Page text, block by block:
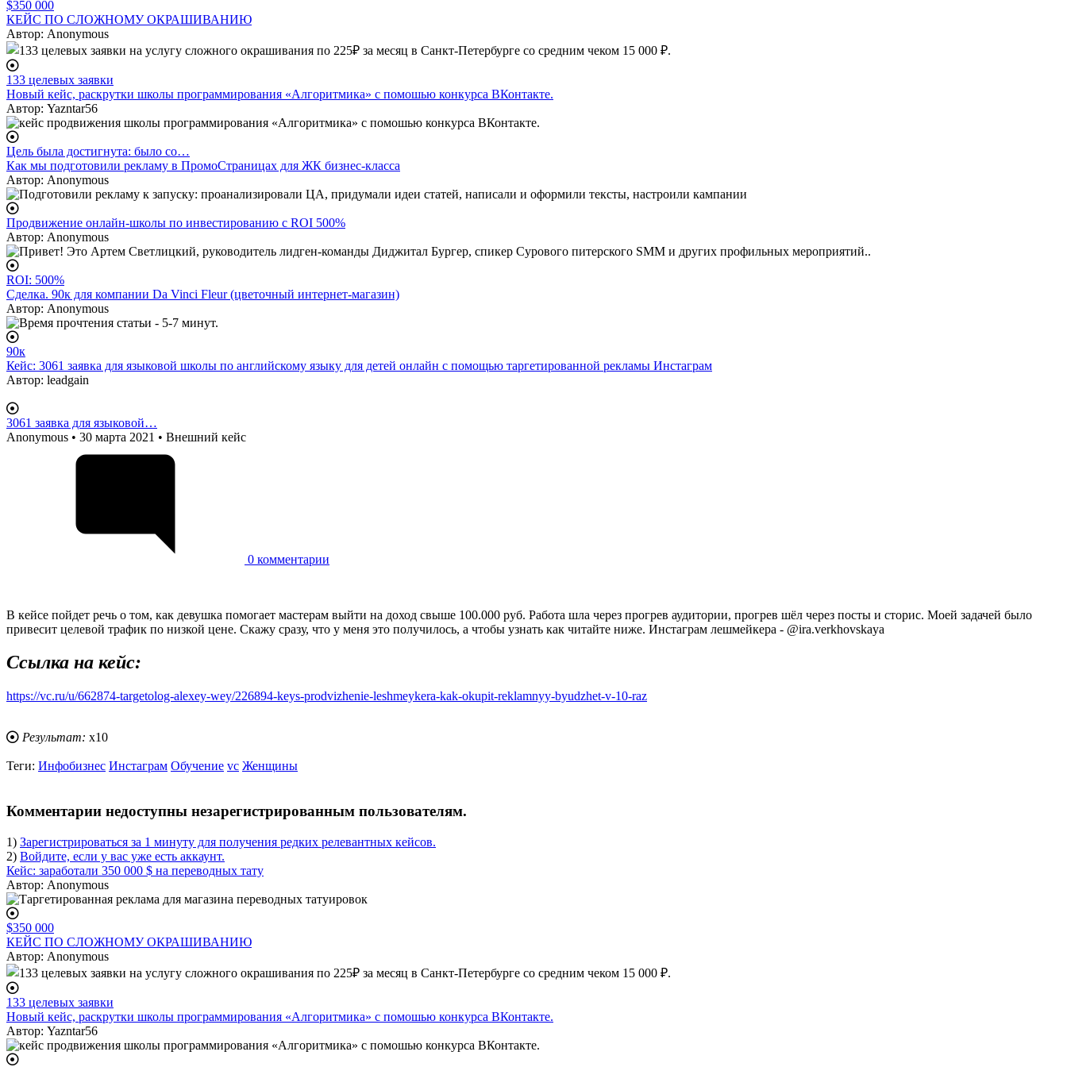
$350 000
КЕЙС ПО СЛОЖНОМУ ОКРАШИВАНИЮ
Автор: Anonymous
133 целевых заявки
Новый кейс, раскрутки школы программирования «Алгоритмика» с помошью конкурса ВКонтакте.
Автор: Yazntar56
Цель была достигнута: было со…
Как мы подготовили рекламу в ПромоСтраницах для ЖК бизнес-класса
Автор: Anonymous
Продвижение онлайн-школы по инвестированию с ROI 500%
Автор: Anonymous
ROI: 500%
Сделка. 90к для компании Da Vinci Fleur (цветочный интернет-магазин)
Автор: Anonymous
90к
Кейс: 3061 заявка для языковой школы по английскому языку для детей онлайн с помощью таргетированной рекламы Инстаграм
Автор: leadgain
3061 заявка для языковой…
Anonymous • 30 марта 2021 • Внешний кейс
0 комментарии
В кейсе пойдет речь о том, как девушка помогает мастерам выйти на доход свыше 100.000 руб. Работа шла через прогрев аудитории, прогрев шёл через посты и сторис. Моей задачей было
привесит целевой трафик по низкой цене. Скажу сразу, что у меня это получилось, а чтобы узнать как читайте ниже. Инстаграм лешмейкера - @ira.verkhovskaya
Ссылка на кейс:
https://vc.ru/u/662874-targetolog-alexey-wey/226894-keys-prodvizhenie-leshmeykera-kak-okupit-reklamnyy-byudzhet-v-10-raz
Результат: x10
Теги: Инфобизнес Инстаграм Обучение vc Женщины
body
Комментарии недоступны незарегистрированным пользователям.
1) Зарегистрироваться за 1 минуту для получения редких релевантных кейсов.
2) Войдите, если у вас уже есть аккаунт.
Кейс: заработали 350 000 $ на переводных тату
Автор: Anonymous
$350 000
КЕЙС ПО СЛОЖНОМУ ОКРАШИВАНИЮ
Автор: Anonymous
133 целевых заявки
Новый кейс, раскрутки школы программирования «Алгоритмика» с помошью конкурса ВКонтакте.
Автор: Yazntar56